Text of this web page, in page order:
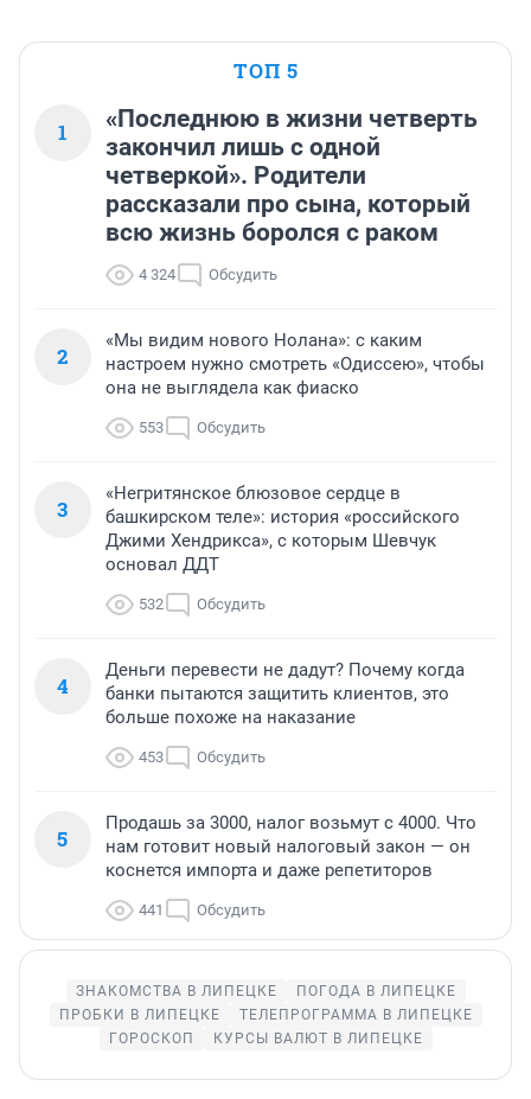
ТОП 5
1
«Последнюю в жизни четверть
закончил лишь с одной
четверкой». Родители
рассказали про сына, который
всю жизнь боролся с раком
4 324 Обсудить
2
«Мы видим нового Нолана»: с каким
настроем нужно смотреть «Одиссею», чтобы
она не выглядела как фиаско
553 Обсудить
3
«Негритянское блюзовое сердце в
башкирском теле»: история «российского
Джими Хендрикса», с которым Шевчук
основал ДДТ
532 Обсудить
4
Деньги перевести не дадут? Почему когда
банки пытаются защитить клиентов, это
больше похоже на наказание
453 Обсудить
5
Продашь за 3000, налог возьмут с 4000. Что
нам готовит новый налоговый закон — он
коснется импорта и даже репетиторов
441 Обсудить
ЗНАКОМСТВА В ЛИПЕЦКЕ
ПОГОДА В ЛИПЕЦКЕ
ПРОБКИ В ЛИПЕЦКЕ
ТЕЛЕПРОГРАММА В ЛИПЕЦКЕ
ГОРОСКОП
КУРСЫ ВАЛЮТ В ЛИПЕЦКЕ